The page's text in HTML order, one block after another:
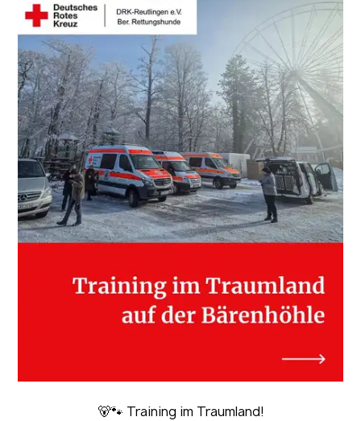
🐻🐾 Training im Traumland!